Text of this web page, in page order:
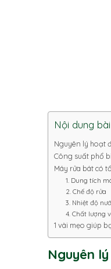
Nội dung
Nguyên lý hoạt
Công suất phổ
Máy rửa bát có
1. Dung tích
2. Chế độ rửa
3. Nhiệt độ
4. Chất lượng
1 vài mẹo giúp
Nguyên